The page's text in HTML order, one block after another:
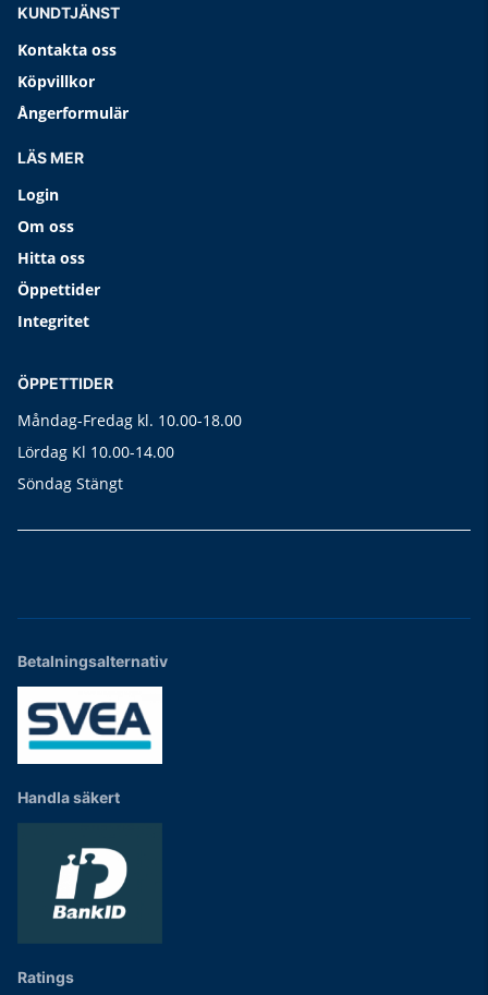
KUNDTJÄNST
Kontakta oss
Köpvillkor
Ångerformulär
LÄS MER
Login
Om oss
Hitta oss
Öppettider
Integritet
ÖPPETTIDER
Måndag-Fredag kl. 10.00-18.00
Lördag Kl 10.00-14.00
Söndag Stängt
Betalningsalternativ
Handla säkert
Ratings